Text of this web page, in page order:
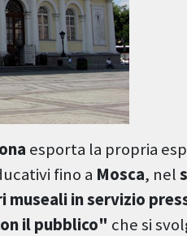
esporta la propria
fino a Mosca, nel
in servizio
il pubblico" che si